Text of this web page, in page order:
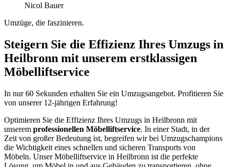
Nicol Bauer
Umzüge, die faszinieren.
Steigern Sie die Effizienz Ihres Umzugs in
Heilbronn mit unserem erstklassigen
Möbelliftservice
In nur 60 Sekunden erhalten Sie ein Umzugsangebot. Profitieren Sie
von unserer 12-jährigen Erfahrung!
Optimieren Sie die Effizienz Ihres Umzugs in Heilbronn mit
unserem professionellen Möbelliftservice. In einer Stadt, in der
Zeit von großer Bedeutung ist, begreifen wir bei Umzugschampions
die Wichtigkeit eines schnellen und sicheren Transports von
Möbeln. Unser Möbelliftservice in Heilbronn ist die perfekte